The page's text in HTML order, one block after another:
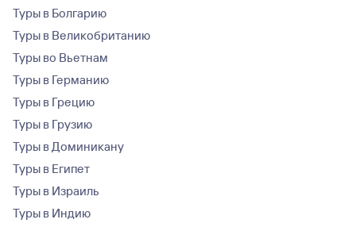
Туры в Болгарию
Туры в Великобританию
Туры во Вьетнам
Туры в Германию
Туры в Грецию
Туры в Грузию
Туры в Доминикану
Туры в Египет
Туры в Израиль
Туры в Индию